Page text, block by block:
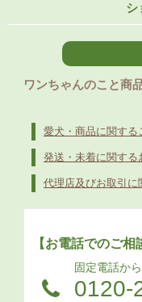
シ
ワンちゃんのこと商
愛犬・商品に関する
発送・未着に関する
代理店及びお取引に
【お電話でのご相
固定電話か
0120-